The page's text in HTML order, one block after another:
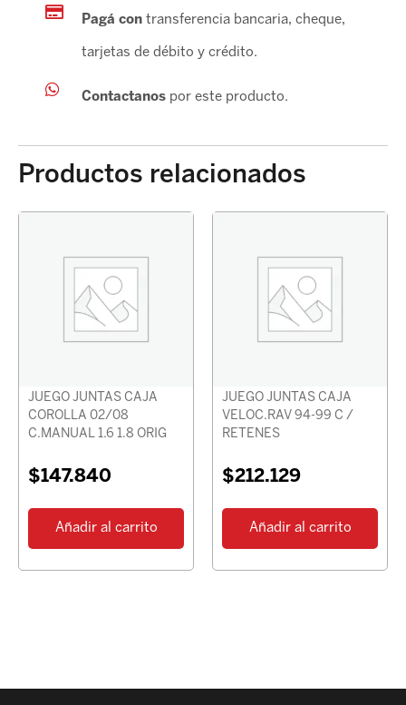
Pagá contransferencia bancaria, cheque,
tarjetas de débito y crédito.
Contactanospor este producto.
Productos relacionados
JUEGO JUNTAS CAJA
COROLLA 02/08
C.MANUAL 1.6 1.8 ORIG
$147.840
Añadir al carrito
JUEGO JUNTAS CAJA
VELOC.RAV 94-99 C /
RETENES
$212.129
Añadir al carrito